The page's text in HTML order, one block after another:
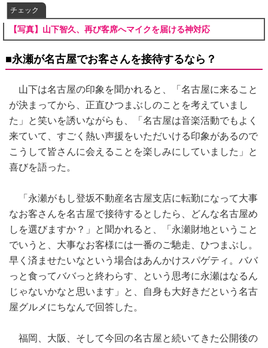
チェック
【写真】山下智久、再び客席へマイクを届ける神対応
■永瀬が名古屋でお客さんを接待するなら？
山下は名古屋の印象を聞かれると、「名古屋に来ること
が決まってから、正直ひつまぶしのことを考えていまし
た」と笑いを誘いながらも、「名古屋は音楽活動でもよく
来ていて、すごく熱い声援をいただいける印象があるので
こうして皆さんに会えることを楽しみにしていました」と
喜びを語った。
「永瀬がもし登坂不動産名古屋支店に転勤になって大事
なお客さんを名古屋で接待するとしたら、どんな名古屋め
しを選びますか？」と聞かれると、「永瀬財地ということ
でいうと、大事なお客様には一番のご馳走、ひつまぶし。
早く済ませたいなという場合はあんかけスパゲティ。ババ
っと食ってババっと終わらす、という思考に永瀬はなるん
じゃないかなと思います」と、自身も大好きだという名古
屋グルメにちなんで回答した。
福岡、大阪、そして今回の名古屋と続いてきた公開後の